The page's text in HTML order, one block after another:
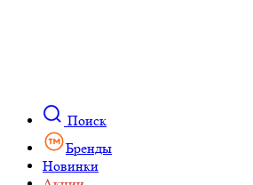
Поиск
Бренды
Новинки